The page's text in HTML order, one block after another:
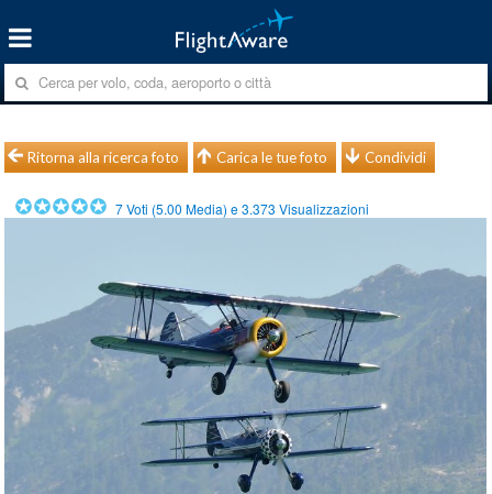
Ritorna alla ricerca foto Carica le tue foto Condividi
7Voti (5.00 Media) e3.373 Visualizzazioni